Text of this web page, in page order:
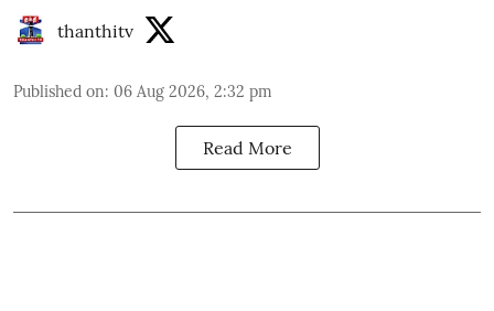
thanthitv
Published on: 06 Aug 2026, 2:32 pm
Read More